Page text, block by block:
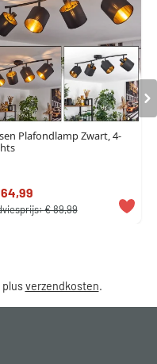
Plafondlamp Zwart, 4-
€ 89,99
plusverzendkosten.